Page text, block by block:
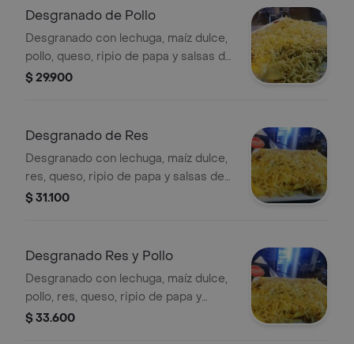
Desgranado de Pollo
Desgranado con lechuga, maíz dulce,
pollo, queso, ripio de papa y salsas de
la casa.
$ 29.900
Desgranado de Res
Desgranado con lechuga, maíz dulce,
res, queso, ripio de papa y salsas de
la casa.
$ 31.100
Desgranado Res y Pollo
Desgranado con lechuga, maíz dulce,
pollo, res, queso, ripio de papa y
salsas de la casa.
$ 33.600